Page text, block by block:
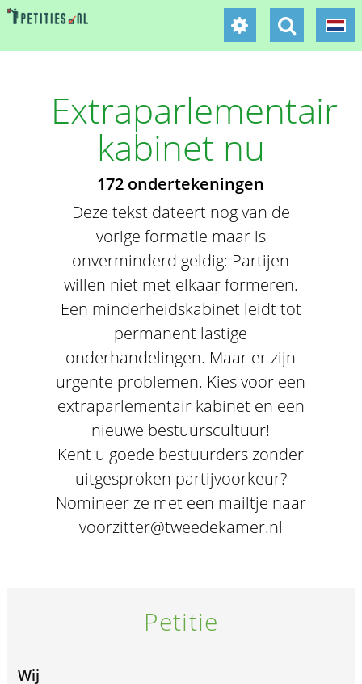
Extraparlementair
kabinet nu
172 ondertekeningen
Deze tekst dateert nog van de
vorige formatie maar is
onverminderd geldig: Partijen
willen niet met elkaar formeren.
Een minderheidskabinet leidt tot
permanent lastige
onderhandelingen. Maar er zijn
urgente problemen. Kies voor een
extraparlementair kabinet en een
nieuwe bestuurscultuur!
Kent u goede bestuurders zonder
uitgesproken partijvoorkeur?
Nomineer ze met een mailtje naar
voorzitter@tweedekamer.nl
Petitie
Wij